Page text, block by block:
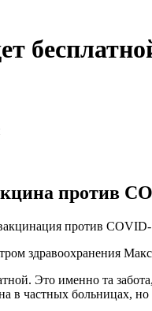
против
против
здравоохранения
Это именно та
в частных больницах,